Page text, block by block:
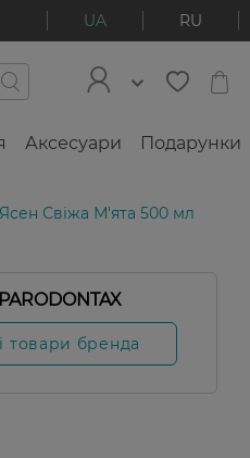
UA RU
Аксесуари Подарунки
Свіжа М'ята 500 мл
PARODONTAX
товари бренда